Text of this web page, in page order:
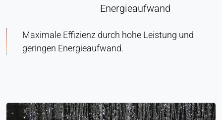
Energieaufwand
Maximale Effizienz durch hohe Leistung und
geringen Energieaufwand.